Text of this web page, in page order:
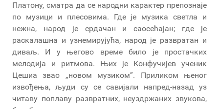
Платону, сматра да се народни карактер препознаје
по музици и плесовима. Где је музика светла и
нежна, народ је срдачан и саосећајан; где је
раскалашна и узнемирујућа, народ је развратан и
диваљ. И у његово време било је простачких
мелодија и ритмова. Њих је Конфучијев ученик
Цешиа звао „новом музиком”. Приликом њеног
извођења, људи су се савијали напред-назад уз
читаву поплаву развратних, неуздржаних звукова,